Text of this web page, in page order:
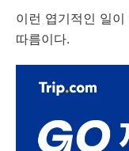
이런 엽기적인 일이
따름이다.